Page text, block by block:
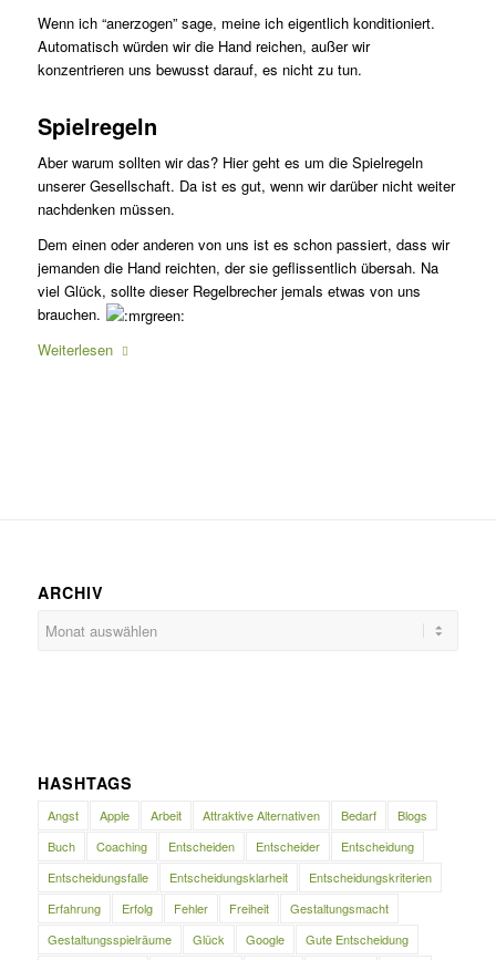
Wenn ich “anerzogen” sage, meine ich eigentlich konditioniert.
Automatisch würden wir die Hand reichen, außer wir
konzentrieren uns bewusst darauf, es nicht zu tun.
Spielregeln
Aber warum sollten wir das? Hier geht es um die Spielregeln
unserer Gesellschaft. Da ist es gut, wenn wir darüber nicht weiter
nachdenken müssen.
Dem einen oder anderen von uns ist es schon passiert, dass wir
jemanden die Hand reichten, der sie geflissentlich übersah. Na
viel Glück, sollte dieser Regelbrecher jemals etwas von uns
brauchen.
Weiterlesen
ARCHIV
HASHTAGS
Angst Apple Arbeit Attraktive Alternativen Bedarf
Blogs
Buch
Coaching Entscheiden Entscheider
Entscheidung
Entscheidungsfalle
Entscheidungsklarheit
Entscheidungskriterien
Erfahrung
Erfolg Fehler Freiheit
Gestaltungsmacht
Gestaltungsspielräume
Glück Google Gute Entscheidung